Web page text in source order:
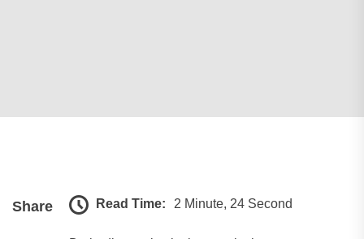
Share Read Time: 2 Minute, 24 Second